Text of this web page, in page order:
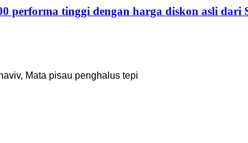
performa tinggi dengan harga diskon asli dari
Mata pisau penghalus tepi